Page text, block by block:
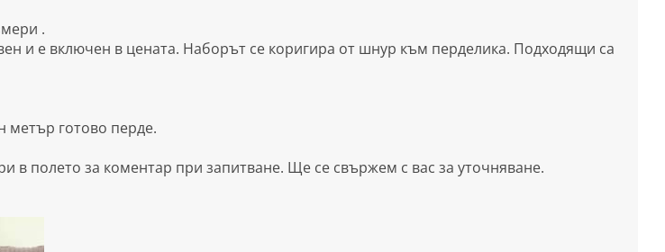
.
и е включен в цената. Наборът се коригира от шнур към перделика. Подходящи са
метър готово перде.
в полето за коментар при запитване. Ще се свържем с вас за уточняване.